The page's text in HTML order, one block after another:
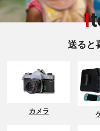
I
送ると
カメラ